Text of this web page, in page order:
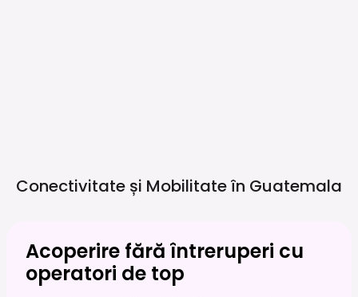
Conectivitate și Mobilitate în Guatemala
Acoperire fără întreruperi cu
operatori de top